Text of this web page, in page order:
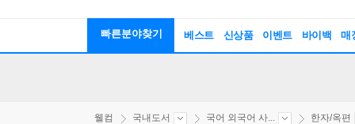
빠른분야찾기 베스트 신상품 이벤트 바이백 매
웰컴 국내도서 국어 외국어 사... 한자/옥편